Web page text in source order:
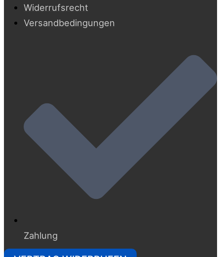
Widerrufsrecht
Versandbedingungen
Zahlung